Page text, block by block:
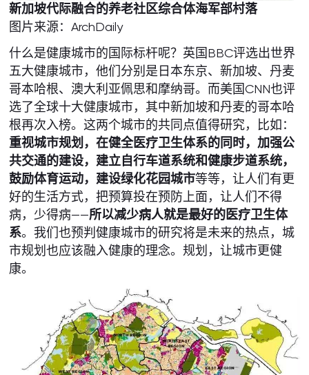
新加坡代际融合的养老社区综合体海军部村落
图片来源：ArchDaily
什么是健康城市的国际标杆呢？英国BBC评选出世界
五大健康城市，他们分别是日本东京、新加坡、丹麦
哥本哈根、澳大利亚佩思和摩纳哥。而美国CNN也评
选了全球十大健康城市，其中新加坡和丹麦的哥本哈
根再次入榜。这两个城市的共同点值得研究，比如：
重视城市规划，在健全医疗卫生体系的同时，加强公
共交通的建设，建立自行车道系统和健康步道系统，
鼓励体育运动，建设绿化花园城市等等，让人们有更
好的生活方式，把预算投在预防上面，让人们不得
病，少得病——所以减少病人就是最好的医疗卫生体
系。我们也预判健康城市的研究将是未来的热点，城
市规划也应该融入健康的理念。规划，让城市更健
康。